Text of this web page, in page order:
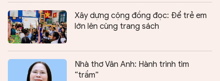
Xây dựng cộng đồng đọc: Để trẻ em
lớn lên cùng trang sách
Nhà thơ Vân Anh: Hành trình tìm
“trầm”